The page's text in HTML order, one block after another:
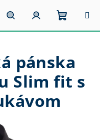
HľadaťPrihlásenie
košík
pánska
Slim fit s